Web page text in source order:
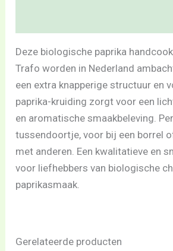
Deze biologische paprika
Trafo worden in Nederland
een extra knapperige structuur en
paprika-kruiding zorgt voor een
en aromatische smaakbeleving.
tussendoortje, voor bij een borrel
met anderen. Een kwalitatieve en
voor liefhebbers van biologische
paprikasmaak.
Gerelateerde producten